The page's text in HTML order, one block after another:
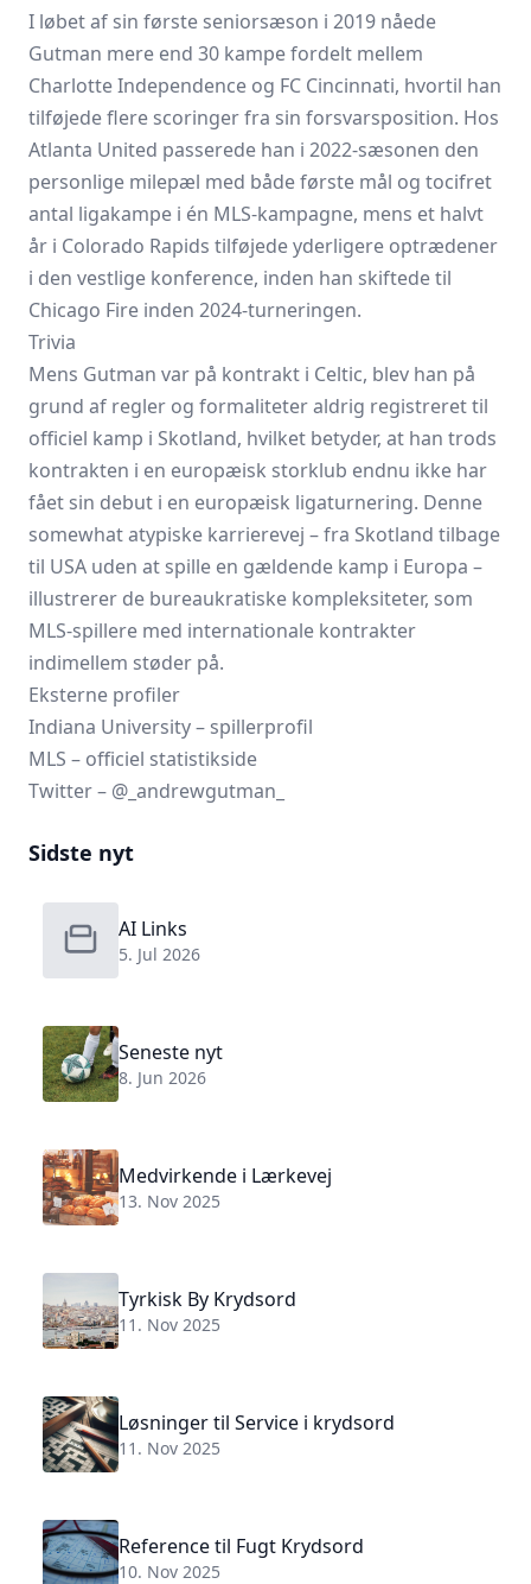
I løbet af sin første seniorsæson i 2019 nåede
Gutman mere end 30 kampe fordelt mellem
Charlotte Independence og FC Cincinnati, hvortil han
tilføjede flere scoringer fra sin forsvarsposition. Hos
Atlanta United passerede han i 2022-sæsonen den
personlige milepæl med både første mål og tocifret
antal ligakampe i én MLS-kampagne, mens et halvt
år i Colorado Rapids tilføjede yderligere optrædener
i den vestlige konference, inden han skiftede til
Chicago Fire inden 2024-turneringen.
Trivia
Mens Gutman var på kontrakt i Celtic, blev han på
grund af regler og formaliteter aldrig registreret til
officiel kamp i Skotland, hvilket betyder, at han trods
kontrakten i en europæisk storklub endnu ikke har
fået sin debut i en europæisk ligaturnering. Denne
somewhat atypiske karrierevej – fra Skotland tilbage
til USA uden at spille en gældende kamp i Europa –
illustrerer de bureaukratiske kompleksiteter, som
MLS-spillere med internationale kontrakter
indimellem støder på.
Eksterne profiler
Indiana University – spillerprofil
MLS – officiel statistikside
Twitter – @_andrewgutman_
Sidste nyt
AI Links
5. Jul 2026
Seneste nyt
8. Jun 2026
Medvirkende i Lærkevej
13. Nov 2025
Tyrkisk By Krydsord
11. Nov 2025
Løsninger til Service i krydsord
11. Nov 2025
Reference til Fugt Krydsord
10. Nov 2025